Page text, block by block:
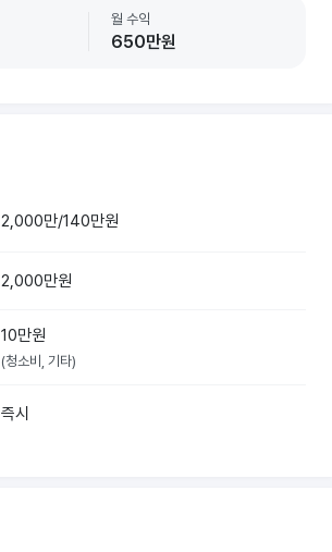
월 수익
650만원
2,000만/140만원
2,000만원
10만원
(청소비, 기타)
즉시